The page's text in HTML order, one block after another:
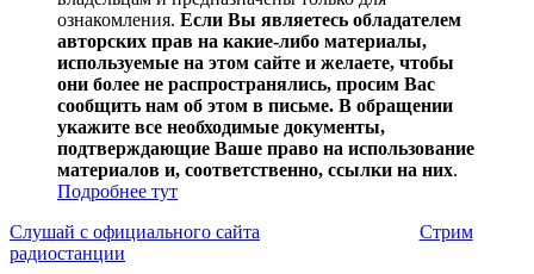
ознакомления. Если Вы являетесь обладателем
авторских прав на какие-либо материалы,
используемые на этом сайте и желаете, чтобы
они более не распространялись, просим Вас
сообщить нам об этом в письме. В обращении
укажите все необходимые документы,
подтверждающие Ваше право на использование
материалов и, соответственно, ссылки на них.
Подробнее тут
Слушай с официального сайта
Стрим
радиостанции